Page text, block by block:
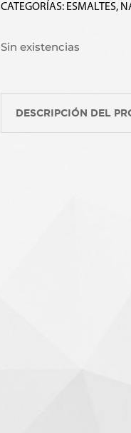
CATEGORÍAS: ESMALTES,
Sin existencias
DESCRIPCIÓN DEL